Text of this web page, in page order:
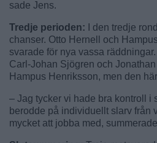
sade Jens.
Tredje perioden:
I den tredje
chanser. Otto Hernell och
svarade för nya vassa
Carl-Johan Sjögren och
Hampus Henriksson, men den
– Jag tycker vi hade bra kontroll i
berodde på individuellt slarv från
mycket att jobba med,